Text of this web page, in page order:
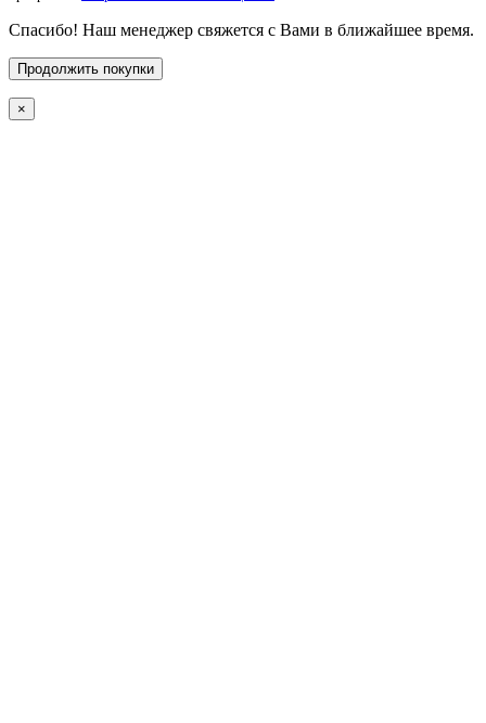
Спасибо! Наш менеджер свяжется с Вами в ближайшее время.
Продолжить покупки
×